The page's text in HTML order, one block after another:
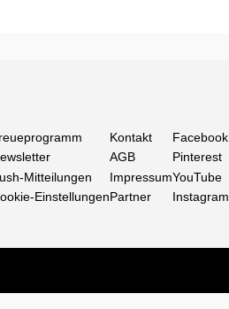
Mitteilungen
Einstellungen
Kontakt
AGB
Impressum
Partner
Facebook
Pinterest
YouTube
Instagram